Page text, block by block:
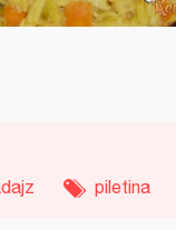
piletina